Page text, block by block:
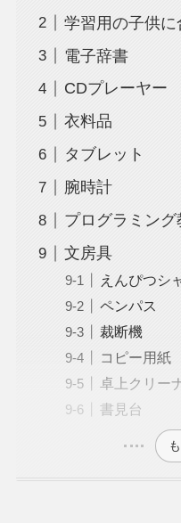
学習用の子供に
電子辞書
CDプレーヤー
衣料品
タブレット
腕時計
プログラミング
文房具
えんぴつシ
ペンパス
裁断機
コピー用紙
卓上クリー
書見台